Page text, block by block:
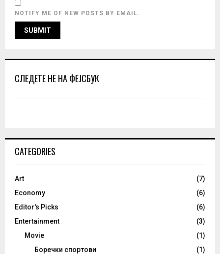
NOTIFY ME OF NEW POSTS BY EMAIL.
СЛЕДЕТЕ НЕ НА ФЕЈСБУК
CATEGORIES
Art
(7)
Economy
(6)
Editor's Picks
(6)
Entertainment
(3)
Movie
(1)
Боречки спортови
(1)